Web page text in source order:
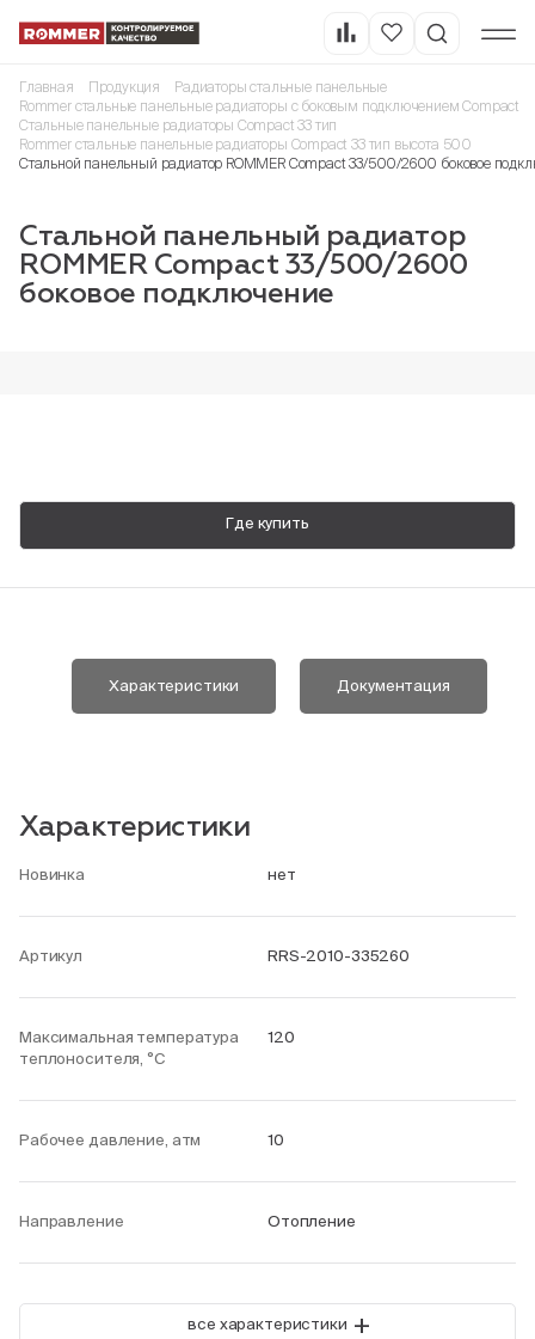
Главная Продукция
Радиаторы стальные панельные
Rommer стальные панельные радиаторы с боковым подключением Compact
Стальные панельные радиаторы Compact 33 тип
Rommer стальные панельные радиаторы Compact 33 тип высота 500
Стальной панельный радиатор ROMMER Compact 33/500/2600 боковое
Стальной панельный радиатор
ROMMER Compact 33/500/2600
боковое подключение
Где купить
Характеристики Документация
Характеристики
Новинка нет
Артикул RRS-2010-335260
Максимальная температура
теплоносителя, °С
120
Рабочее давление, атм 10
Направление Отопление
все характеристики +